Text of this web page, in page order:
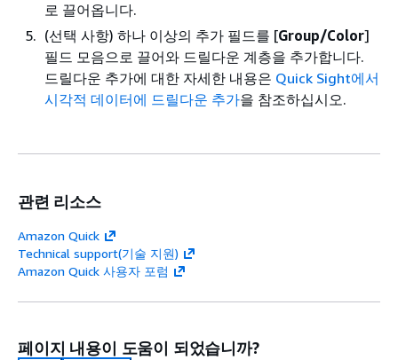
로 끌어옵니다.
(선택 사항) 하나 이상의 추가 필드를 [Group/Color]
필드 모음으로 끌어와 드릴다운 계층을 추가합니다.
드릴다운 추가에 대한 자세한 내용은 Quick Sight에서
시각적 데이터에 드릴다운 추가을 참조하십시오.
관련 리소스
Amazon Quick
Technical support(기술 지원)
Amazon Quick 사용자 포럼
페이지 내용이 도움이 되었습니까?